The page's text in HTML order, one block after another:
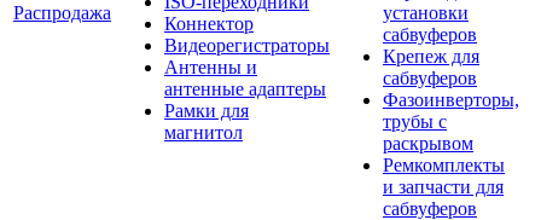
Распродажа
Коннектор
Видеорегистраторы
Антенны и
антенные адаптеры
Рамки для
магнитол
установки
сабвуферов
Крепеж для
сабвуферов
Фазоинверторы,
трубы с
раскрывом
Ремкомплекты
и запчасти для
сабвуферов